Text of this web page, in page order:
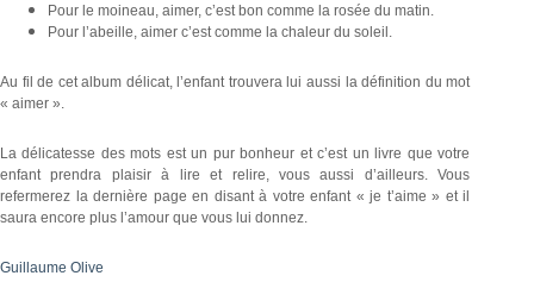
Pour le moineau, aimer, c’est bon comme la rosée du matin.
Pour l’abeille, aimer c’est comme la chaleur du soleil.
Au fil de cet album délicat, l’enfant trouvera lui aussi la définition du mot
« aimer ».
La délicatesse des mots est un pur bonheur et c’est un livre que votre
enfant prendra plaisir à lire et relire, vous aussi d’ailleurs. Vous
refermerez la dernière page en disant à votre enfant « je t’aime » et il
saura encore plus l’amour que vous lui donnez.
Guillaume Olive